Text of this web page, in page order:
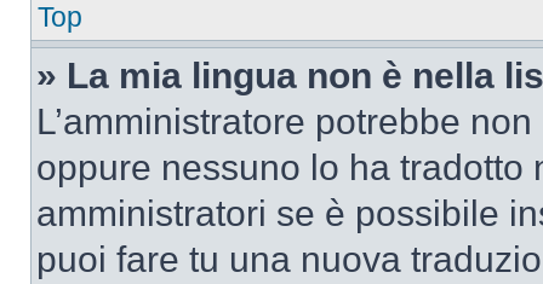
Top
» La mia lingua non è nella
L’amministratore potrebbe
oppure nessuno lo ha
amministratori se è possibile
puoi fare tu una nuova